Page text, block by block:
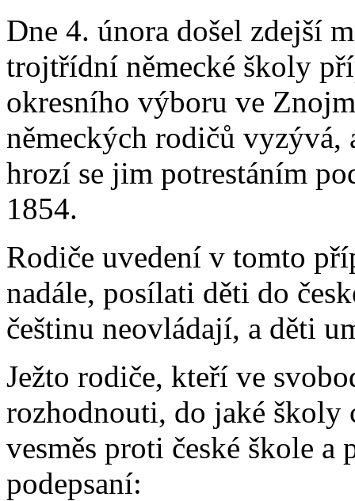
Dne 4. února došel zdejší
trojtřídní německé školy
okresního výboru ve
německých rodičů vyzývá,
hrozí se jim potrestáním
1854.
Rodiče uvedení v tomto
nadále, posílati děti do
češtinu neovládají, a děti
Ježto rodiče, kteří ve
rozhodnouti, do jaké
vesměs proti české škole a
podepsaní: